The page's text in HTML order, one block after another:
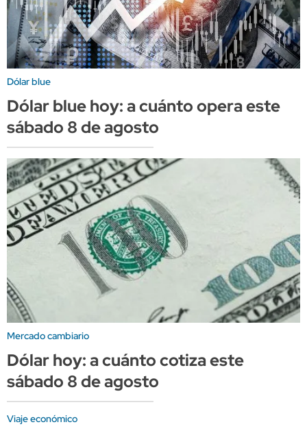
Dólar blue
Dólar blue hoy: a cuánto opera este
sábado 8 de agosto
Mercado cambiario
Dólar hoy: a cuánto cotiza este
sábado 8 de agosto
Viaje económico